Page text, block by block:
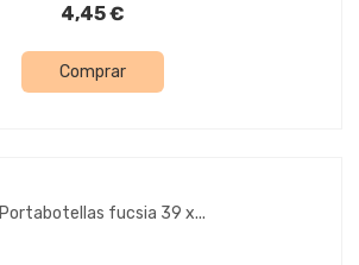
4,45 €
Comprar